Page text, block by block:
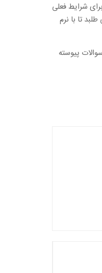
شرایط فعلی
تا با نرم
پیوسته